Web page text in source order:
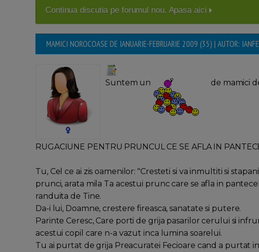
Continua discutia pe forumul nou. Apasa aici
MAMICI NOROCOASE DE IANUARIE-FEBRUARIE 2009 (35) | AUTOR:
Suntem un de mamici
RUGACIUNE PENTRU PRUNCUL CE SE AFLA IN
Tu, Cel ce ai zis oamenilor: "Cresteti si va inmultiti si
prunci, arata mila Ta acestui prunc care se afla in
randuita de Tine.
Da-i lui, Doamne, crestere fireasca, sanatate si putere.
Parinte Ceresc, Care porti de grija pasarilor cerului si
acestui copil care n-a vazut inca lumina soarelui.
Tu ai purtat de grija Preacuratei Fecioare cand a purtat